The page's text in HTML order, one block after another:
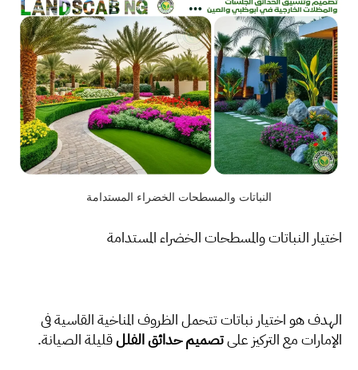
النباتات والمسطحات الخضراء المستدامة
اختيار النباتات والمسطحات الخضراء المستدامة
الهدف هو اختيار نباتات تتحمل الظروف المناخية القاسية في
الإمارات مع التركيز علىتصميم حدائق الفللقليلة الصيانة.